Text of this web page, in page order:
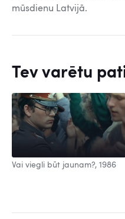
mūsdienu Latvijā.
Tev varētu
Vai viegli būt jaunam?, 1986